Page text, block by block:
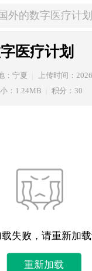
国外的数字医疗计划
医疗计划
：宁夏 上传时间：
：1.24MB 积分：30
失败，请重新加
重新加载